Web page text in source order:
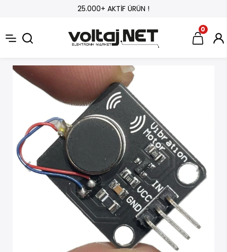
25.000+ AKTİF ÜRÜN !
0